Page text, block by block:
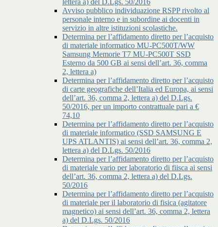
lettera a) del D.Lgs. 50/2016
Avviso pubblico individuazione RSPP rivolto al
personale interno e in subordine ai docenti in
servizio in altre istituzioni scolastiche.
Determina per l’affidamento diretto per l’acquisto
di materiale informatico MU-PC500T/WW
Samsung Memorie T7 MU-PC500T SSD
Esterno da 500 GB ai sensi dell’art. 36, comma
2, lettera a)
Determina per l’affidamento diretto per l’acquisto
di carte geografiche dell’Italia ed Europa, ai sensi
dell’art. 36, comma 2, lettera a) del D.Lgs.
50/2016, per un importo contrattuale pari a €
74,10
Determina per l’affidamento diretto per l’acquisto
di materiale informatico (SSD SAMSUNG E
UPS ATLANTIS) ai sensi dell’art. 36, comma 2,
lettera a) del D.Lgs. 50/2016
Determina per l’affidamento diretto per l’acquisto
di materiale vario per laboratorio di fiisca ai sensi
dell’art. 36, comma 2, lettera a) del D.Lgs.
50/2016
Determina per l’affidamento diretto per l’acquisto
di materiale per il laboratorio di fisica (agitatore
magnetico) ai sensi dell’art. 36, comma 2, lettera
a) del D.Lgs. 50/2016